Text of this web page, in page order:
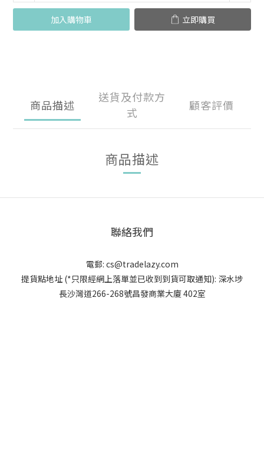
加入購物車 立即購買
商品描述
送貨及付款方
式
顧客評價
商品描述
聯絡我們
電郵: cs@tradelazy.com
提貨點地址 (*只限經網上落單並已收到到貨可取通知): 深水埗
長沙灣道266-268號昌發商業大廈 402室